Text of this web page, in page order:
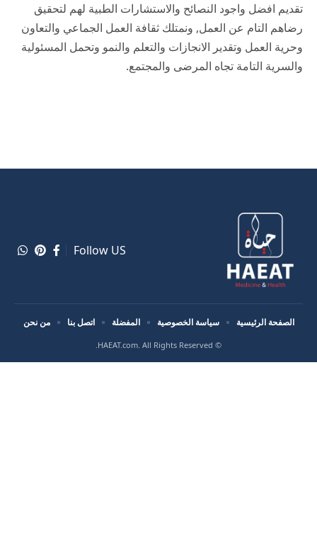
تقديم افضل واجود النصائح والاستشارات الطبية لهم لتحقيق
رضاهم التام عن العمل, ونمتلك ثقافة العمل الجماعي والتعاون
وحرية العمل وتقدير الانجازات والتعلم والنمو وتحمل المسئولية
والسرية التامة تجاه المرضى والمجتمع.
Follow US
© HAEAT.com. All Rights Reserved.
الصفحة الرئيسية سياسة الخصوصية المفضلة اتصل بنا من نحن